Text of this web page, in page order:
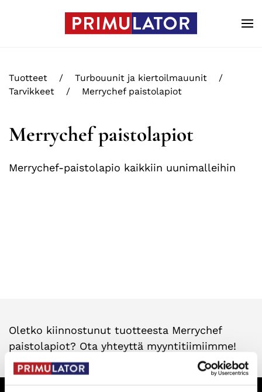
Skip to main content
Tuotteet
Turbouunit ja kiertoilmauunit
Tarvikkeet
Merrychef paistolapiot
Merrychef paistolapiot
Merrychef-paistolapio kaikkiin uunimalleihin
Oletko kiinnostunut tuotteesta Merrychef
paistolapiot? Ota yhteyttä myyntitiimiimme!